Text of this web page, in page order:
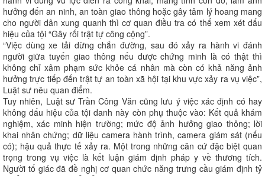
hưởng đến an ninh, an toàn giao thông hoặc gây tâm lý hoang mang
cho người dân xung quanh thì cơ quan điều tra có thể xem xét dấu
hiệu của tội “Gây rối trật tự công cộng”.
“Việc dùng xe tải dừng chắn đường, sau đó xảy ra hành vi đánh
người giữa tuyến giao thông nếu được chứng minh là có thật thì
không chỉ xâm phạm sức khỏe cá nhân mà còn có khả năng ảnh
hưởng trực tiếp đến trật tự an toàn xã hội tại khu vực xảy ra vụ việc”,
Luật sư nêu quan điểm.
Tuy nhiên, Luật sư Trần Công Văn cũng lưu ý việc xác định có hay
không dấu hiệu của tội danh này còn phụ thuộc vào: Kết quả khám
nghiệm, xác minh hiện trường; mức độ ảnh hưởng giao thông; lời
khai nhân chứng; dữ liệu camera hành trình, camera giám sát (nếu
có); hậu quả thực tế xảy ra. Một trong những căn cứ đặc biệt quan
trọng trong vụ việc là kết luận giám định pháp y về thương tích.
Người tố giác đã đề nghị cơ quan chức năng trưng cầu giám định tỷ